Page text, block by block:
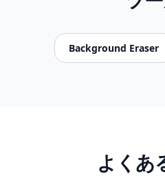
Background Eraser
よくあ